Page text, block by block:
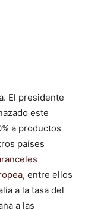
El presidente
este
a productos
países
, entre ellos
a la tasa del
a las